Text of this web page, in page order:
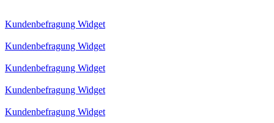
Kundenbefragung Widget
Kundenbefragung Widget
Kundenbefragung Widget
Kundenbefragung Widget
Kundenbefragung Widget